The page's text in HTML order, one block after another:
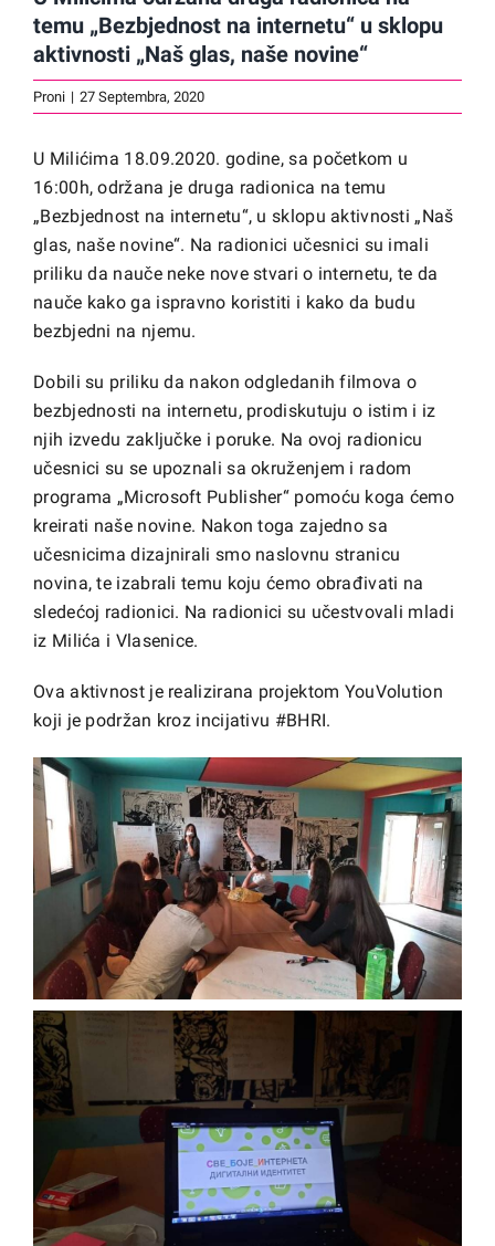
temu „Bezbjednost na internetu“ u sklopu
aktivnosti „Naš glas, naše novine“
Proni | 27 Septembra, 2020
U Milićima 18.09.2020. godine, sa početkom u
16:00h, održana je druga radionica na temu
„Bezbjednost na internetu“, u sklopu aktivnosti „Naš
glas, naše novine“. Na radionici učesnici su imali
priliku da nauče neke nove stvari o internetu, te da
nauče kako ga ispravno koristiti i kako da budu
bezbjedni na njemu.
Dobili su priliku da nakon odgledanih filmova o
bezbjednosti na internetu, prodiskutuju o istim i iz
njih izvedu zaključke i poruke. Na ovoj radionicu
učesnici su se upoznali sa okruženjem i radom
programa „Microsoft Publisher“ pomoću koga ćemo
kreirati naše novine. Nakon toga zajedno sa
učesnicima dizajnirali smo naslovnu stranicu
novina, te izabrali temu koju ćemo obrađivati na
sledećoj radionici. Na radionici su učestvovali mladi
iz Milića i Vlasenice.
Ova aktivnost je realizirana projektom YouVolution
koji je podržan kroz incijativu #BHRI.